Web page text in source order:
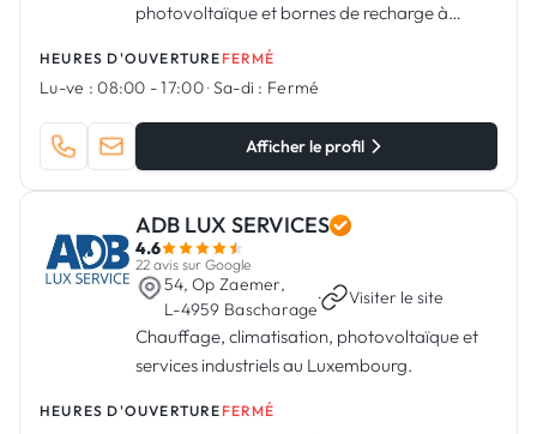
photovoltaïque et bornes de recharge à
HEURES D'OUVERTURE FERMÉ
Lu-ve : 08:00 - 17:00·Sa-di : Fermé
Afficher le profil
ADB LUX SERVICES
4.6
22 avis sur Google
54, Op Zaemer,
L-4959 Bascharage
· Visiter le site
Chauffage, climatisation, photovoltaïque et
services industriels au Luxembourg.
HEURES D'OUVERTURE FERMÉ